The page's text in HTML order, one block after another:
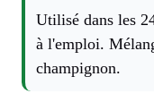
Utilisé dans les
à l'emploi.
champignon.